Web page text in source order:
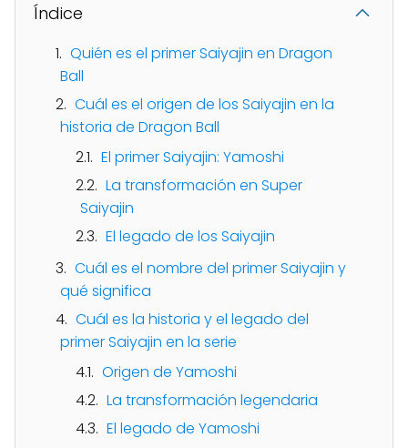
Índice
Quién es el primer Saiyajin en Dragon
Ball
Cuál es el origen de los Saiyajin en la
historia de Dragon Ball
El primer Saiyajin: Yamoshi
La transformación en Super
Saiyajin
El legado de los Saiyajin
Cuál es el nombre del primer Saiyajin y
qué significa
Cuál es la historia y el legado del
primer Saiyajin en la serie
Origen de Yamoshi
La transformación legendaria
El legado de Yamoshi